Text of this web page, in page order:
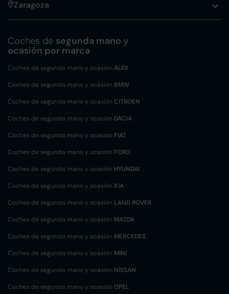
Zaragoza
Coches de segunda mano y
ocasión por marca
Coches de segunda mano y ocasión AUDI
Coches de segunda mano y ocasión BMW
Coches de segunda mano y ocasión CITROEN
Coches de segunda mano y ocasión DACIA
Coches de segunda mano y ocasión FIAT
Coches de segunda mano y ocasión FORD
Coches de segunda mano y ocasión HYUNDAI
Coches de segunda mano y ocasión KIA
Coches de segunda mano y ocasión LAND ROVER
Coches de segunda mano y ocasión MAZDA
Coches de segunda mano y ocasión MERCEDES
Coches de segunda mano y ocasión MINI
Coches de segunda mano y ocasión NISSAN
Coches de segunda mano y ocasión OPEL